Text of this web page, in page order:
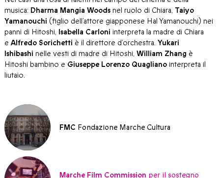
musica: Dharma Mangia Woods nel ruolo di Chiara, Taiyo
Yamanouchi (figlio dell’attore giapponese Hal Yamanouchi) nei
panni di Hitoshi, Isabella Carloni interpreta la madre di Chiara
e Alfredo Sorichetti è il direttore d’orchestra. Yukari
Ishibashi nelle vesti di madre di Hitoshi, William Zhang è
Hitoshi bambino e Giuseppe Lorenzo Quagliano interpreta il
liutaio.
FMC Fondazione Marche Cultura
Marche Film Commission per il sostegno